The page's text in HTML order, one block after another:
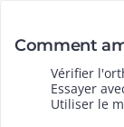
Comment
Vérifier
Essayer
Utiliser le